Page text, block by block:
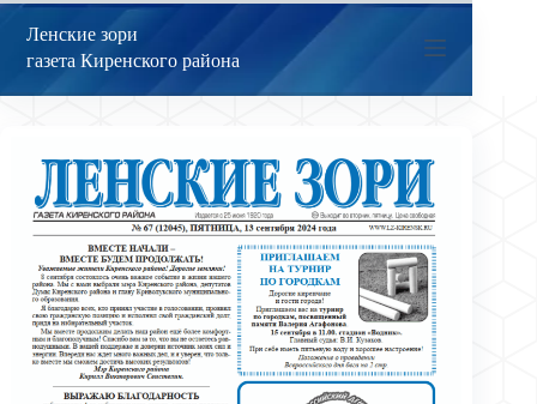
Перейти
Ленские зори
газета Киренского района